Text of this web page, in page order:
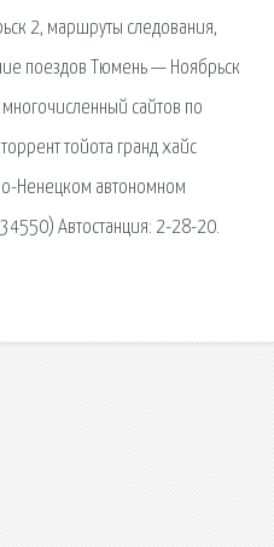
2, маршруты следования,
поездов Тюмень — Ноябрьск
сайтов по
тойота гранд хайс
Ненецком автономном
Автостанция: 2-28-20.